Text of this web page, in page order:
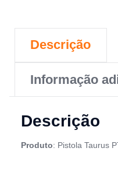
Descrição
Informação
Descrição
Produto: Pistola Taurus